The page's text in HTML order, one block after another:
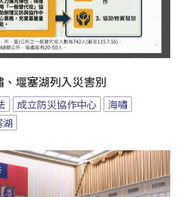
堰塞湖列入災害別
成立防災協作中心
海嘯
湖